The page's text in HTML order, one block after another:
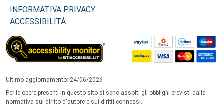
INFORMATIVA PRIVACY
ACCESSIBILITÁ
Ultimo aggiornamento: 24/06/2026
Per le opere presenti in questo sito si sono assolti gli obblighi previsti dalla
normativa sul diritto d'autore e sui diritti connessi.